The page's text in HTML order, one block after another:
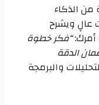
من الذكاء
عالٍ ويشرح
أمرك:“فكر خطوة
الدقة
والبرمجة